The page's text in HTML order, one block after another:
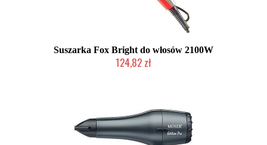
Suszarka Fox Bright do włosów 2100W
124,82 zł